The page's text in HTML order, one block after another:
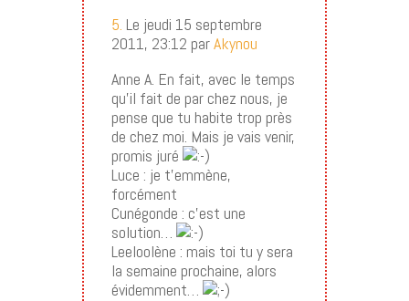
5. Le jeudi 15 septembre
2011, 23:12 parAkynou
Anne A. En fait, avec le temps
qu’il fait de par chez nous, je
pense que tu habite trop près
de chez moi. Mais je vais venir,
promis juré
Luce : je t’emmène,
forcément
Cunégonde : c’est une
solution…
Leeloolène : mais toi tu y sera
la semaine prochaine, alors
évidemment…